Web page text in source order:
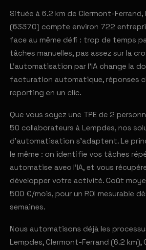
Située à 6.2 km de Clermont-Ferrand,
(63370) compte environ 722
face au même défi : trop de temps
tâches manuelles, pas assez sur la
L'automatisation par l'IA change la
facturation automatique, réponses
reporting en un clic.
Que vous soyez une TPE de 2
50 collaborateurs à Lempdes, nos
d'automatisation s'adaptent. Le
le même : on identifie vos tâches
automatise avec l'IA, et vous
développer votre activité. Coût
500 €/mois, pour un ROI mesurable
semaines.
Nous automatisons déjà les
Lempdes, Clermont-Ferrand (6.2 km),